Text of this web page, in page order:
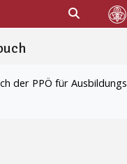
der PPÖ für